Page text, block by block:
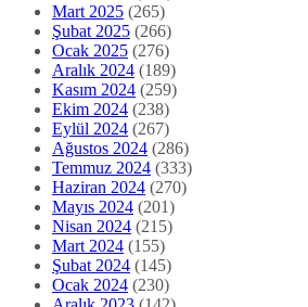
Mart 2025 (265)
Şubat 2025 (266)
Ocak 2025 (276)
Aralık 2024 (189)
Kasım 2024 (259)
Ekim 2024 (238)
Eylül 2024 (267)
Ağustos 2024 (286)
Temmuz 2024 (333)
Haziran 2024 (270)
Mayıs 2024 (201)
Nisan 2024 (215)
Mart 2024 (155)
Şubat 2024 (145)
Ocak 2024 (230)